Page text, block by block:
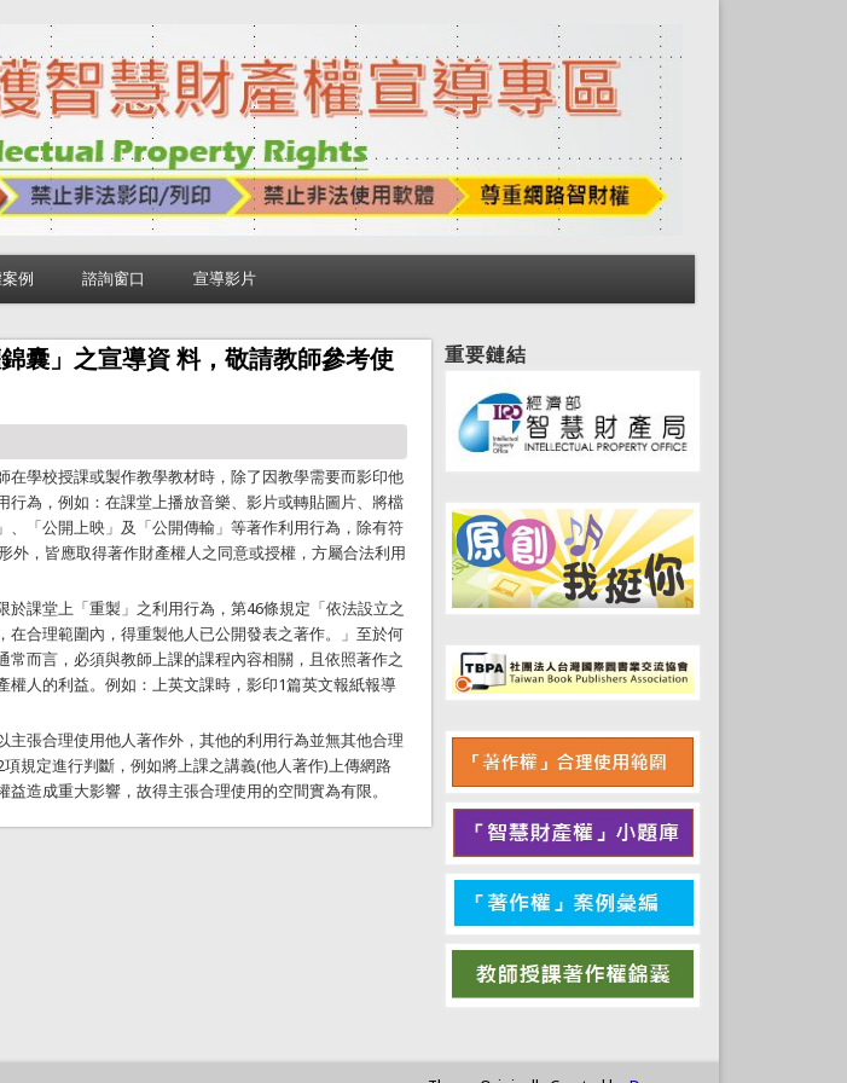
例 諮詢窗口 宣導影片
囊」之宣導資 料，敬請教師參考使
在學校授課或製作教學教材時，除了因教學需要而影印他
行為，例如：在課堂上播放音樂、影片或轉貼圖片、將檔
、「公開上映」及「公開傳輸」等著作利用行為，除有符
外，皆應取得著作財產權人之同意或授權，方屬合法利用
課堂上「重製」之利用行為，第46條規定「依法設立之
在合理範圍內，得重製他人已公開發表之著作。」至於何
而言，必須與教師上課的課程內容相關，且依照著作之
權人的利益。例如：上英文課時，影印1篇英文報紙報導
張合理使用他人著作外，其他的利用行為並無其他合理
規定進行判斷，例如將上課之講義(他人著作)上傳網路
造成重大影響，故得主張合理使用的空間實為有限。
重要鏈結